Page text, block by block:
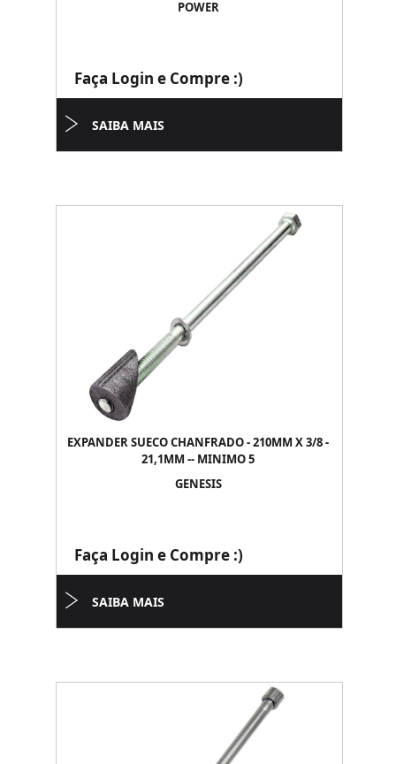
POWER
Faça Login e Compre :)
SAIBA MAIS
EXPANDER SUECO CHANFRADO - 210MM X 3/8 -
21,1MM -- MINIMO 5
GENESIS
Faça Login e Compre :)
SAIBA MAIS